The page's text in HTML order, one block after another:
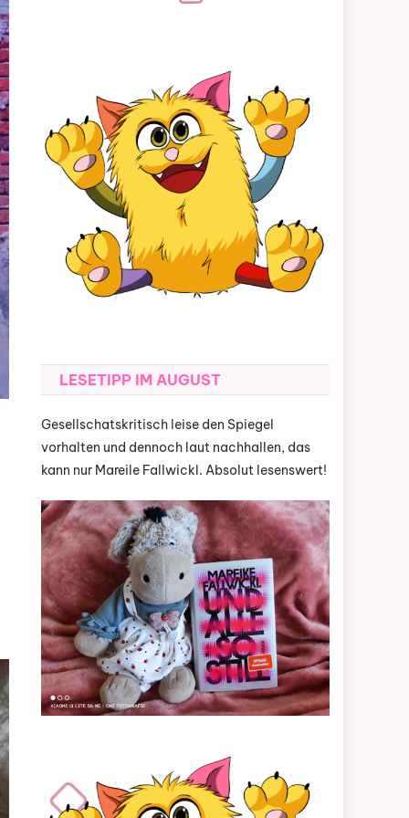
LESETIPP IM AUGUST
Gesellschatskritisch leise den Spiegel
vorhalten und dennoch laut nachhallen, das
kann nur Mareile Fallwickl. Absolut lesenswert!